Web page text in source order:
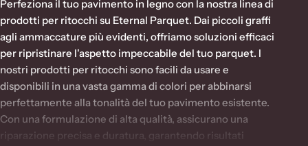
l
l
e
z
i
o
Perfeziona il tuo pavimento in legno con la nostra linea di
prodotti per ritocchi su Eternal Parquet. Dai piccoli graffi
agli ammaccature più evidenti, offriamo soluzioni efficaci
per ripristinare l'aspetto impeccabile del tuo parquet. I
nostri prodotti per ritocchi sono facili da usare e
disponibili in una vasta gamma di colori per abbinarsi
perfettamente alla tonalità del tuo pavimento esistente.
Con una formulazione di alta qualità, assicurano una
riparazione precisa e duratura, garantendo risultati